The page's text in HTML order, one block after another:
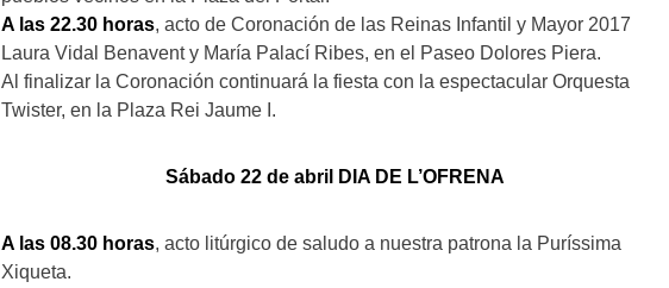
A las 22.30 horas, acto de Coronación de las Reinas Infantil y Mayor 2017
Laura Vidal Benavent y María Palací Ribes, en el Paseo Dolores Piera.
Al finalizar la Coronación continuará la fiesta con la espectacular Orquesta
Twister, en la Plaza Rei Jaume I.
Sábado 22 de abril DIA DE L’OFRENA
A las 08.30 horas, acto litúrgico de saludo a nuestra patrona la Puríssima
Xiqueta.